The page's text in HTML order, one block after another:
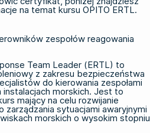
na temat kursu OPITO ERTL.
zespołów reagowania
Team Leader (ERTL) to
z zakresu bezpieczeństwa
do kierowania zespołami
morskich. Jest to
mający na celu rozwijanie
sytuacjami awaryjnymi
morskich o wysokim stopniu